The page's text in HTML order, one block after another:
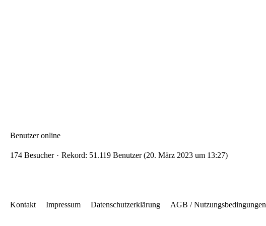
Benutzer online
174 Besucher Rekord: 51.119 Benutzer (20. März 2023 um 13:27)
Kontakt Impressum Datenschutzerklärung AGB / Nutzungsbedingungen